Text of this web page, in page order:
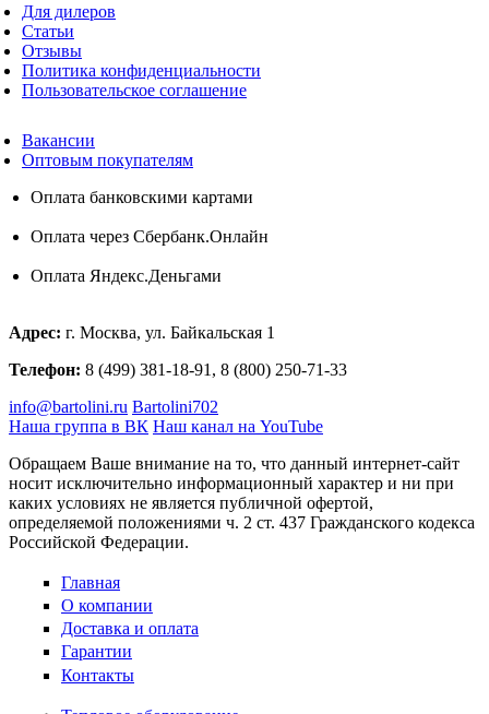
Для дилеров
Статьи
Отзывы
Политика конфиденциальности
Пользовательское соглашение
Вакансии
Оптовым покупателям
Оплата банковскими картами
Оплата через Сбербанк.Онлайн
Оплата Яндекс.Деньгами
Адрес: г. Москва, ул. Байкальская 1
Телефон: 8 (499) 381-18-91, 8 (800) 250-71-33
info@bartolini.ru Bartolini702
Наша группа в ВК Наш канал на YouTube
Обращаем Ваше внимание на то, что данный интернет-сайт
носит исключительно информационный характер и ни при
каких условиях не является публичной офертой,
определяемой положениями ч. 2 ст. 437 Гражданского кодекса
Российской Федерации.
Главная
О компании
Доставка и оплата
Гарантии
Контакты